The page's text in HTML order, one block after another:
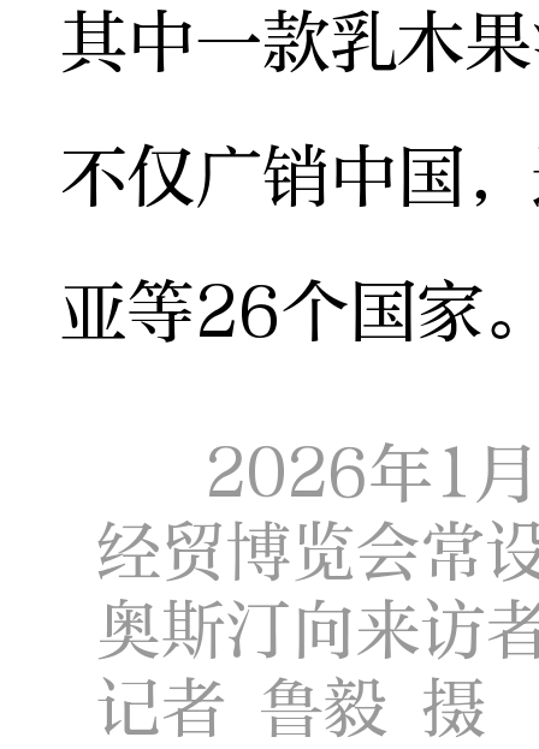
其中一款乳木
不仅广销中国
亚等26个国家
2026年1
经贸博览会常
奥斯汀向来访
记者 鲁毅 摄